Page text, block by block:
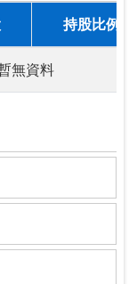
持股比例
無資料